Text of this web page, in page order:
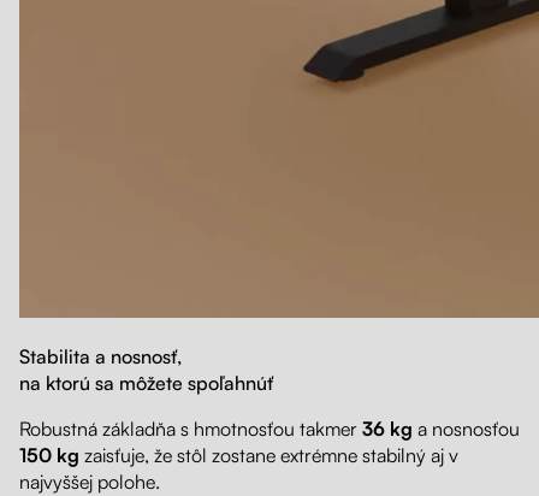
Stabilita a nosnosť,
na ktorú sa môžete spoľahnúť
Robustná základňa s hmotnosťou takmer 36 kg a nosnosťou
150 kg zaisťuje, že stôl zostane extrémne stabilný aj v
najvyššej polohe.